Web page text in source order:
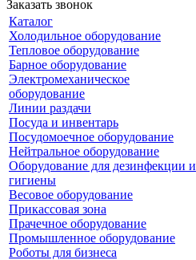
Заказать звонок
Каталог
Холодильное оборудование
Тепловое оборудование
Барное оборудование
Электромеханическое
оборудование
Линии раздачи
Посуда и инвентарь
Посудомоечное оборудование
Нейтральное оборудование
Оборудование для дезинфекции и
гигиены
Весовое оборудование
Прикассовая зона
Прачечное оборудование
Промышленное оборудование
Роботы для бизнеса